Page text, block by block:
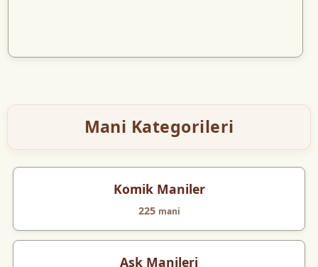
Mani Kategorileri
Komik Maniler
225 mani
Aşk Manileri